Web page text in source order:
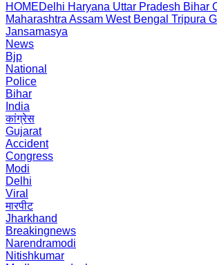
HOMEDelhi Haryana Uttar Pradesh Bihar
Maharashtra Assam West Bengal Tripura
Jansamasya
News
Bjp
National
Police
Bihar
India
कांग्रेस
Gujarat
Accident
Congress
Modi
Delhi
Viral
मारपीट
Jharkhand
Breakingnews
Narendramodi
Nitishkumar